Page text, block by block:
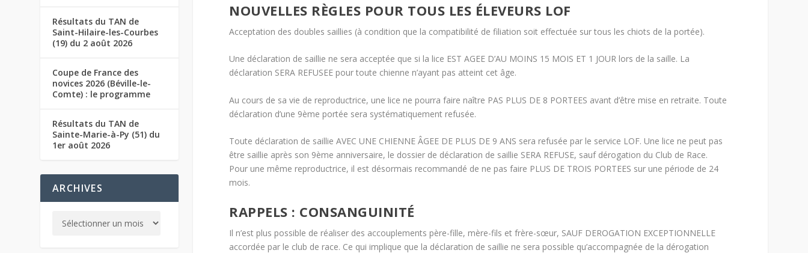
NOUVELLES RÈGLES POUR TOUS LES ÉLEVEURS LOF
Acceptation des doubles saillies (à condition que la compatibilité de filiation soit effectuée sur tous les chiots de la portée).
Une déclaration de saillie ne sera acceptée que si la lice EST AGEE D’AU MOINS 15 MOIS ET 1 JOUR lors de la saille. La
déclaration SERA REFUSEE pour toute chienne n’ayant pas atteint cet âge.
Au cours de sa vie de reproductrice, une lice ne pourra faire naître PAS PLUS DE 8 PORTEES avant d’être mise en retraite. Toute
déclaration d’une 9ème portée sera systématiquement refusée.
Toute déclaration de saillie AVEC UNE CHIENNE ÂGEE DE PLUS DE 9 ANS sera refusée par le service LOF. Une lice ne peut pas
être saillie après son 9ème anniversaire, le dossier de déclaration de saillie SERA REFUSE, sauf dérogation du Club de Race.
Pour une même reproductrice, il est désormais recommandé de ne pas faire PLUS DE TROIS PORTEES sur une période de 24
mois.
RAPPELS : CONSANGUINITÉ
Il n’est plus possible de réaliser des accouplements père-fille, mère-fils et frère-sœur, SAUF DEROGATION EXCEPTIONNELLE
accordée par le club de race. Ce qui implique que la déclaration de saillie ne sera possible qu’accompagnée de la dérogation
Résultats du TAN de
Saint-Hilaire-les-Courbes
(19) du 2 août 2026
Coupe de France des
novices 2026 (Béville-le-
Comte) : le programme
Résultats du TAN de
Sainte-Marie-à-Py (51) du
1er août 2026
ARCHIVES